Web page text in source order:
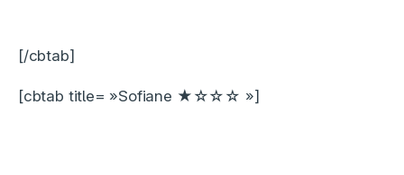
[/cbtab]
[cbtab title= »Sofiane ★☆☆☆ »]